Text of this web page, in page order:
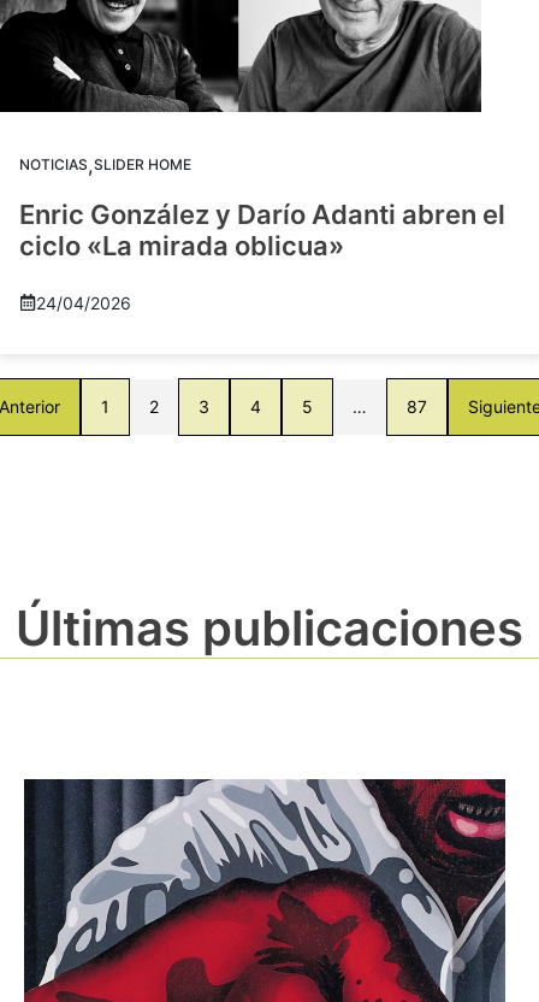
NOTICIAS,SLIDER HOME
Enric González y Darío Adanti abren el
ciclo «La mirada oblicua»
24/04/2026
1 2 3 4 5 … 87
Últimas publicaciones